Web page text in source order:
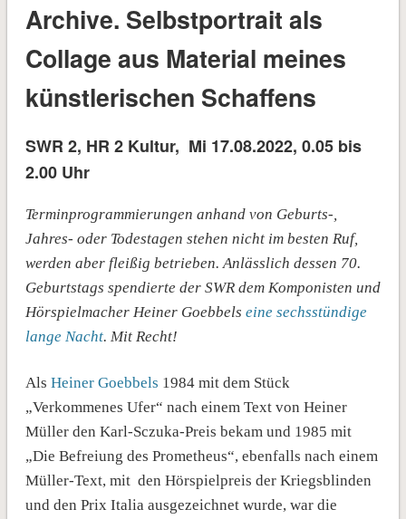
Archive. Selbstportrait als
Collage aus Material meines
künstlerischen Schaffens
SWR 2, HR 2 Kultur, Mi 17.08.2022, 0.05 bis
2.00 Uhr
Terminprogrammierungen anhand von Geburts-,
Jahres- oder Todestagen stehen nicht im besten Ruf,
werden aber fleißig betrieben. Anlässlich dessen 70.
Geburtstags spendierte der SWR dem Komponisten und
Hörspielmacher Heiner Goebbels eine sechsstündige
lange Nacht. Mit Recht!
Als Heiner Goebbels 1984 mit dem Stück
„Verkommenes Ufer“ nach einem Text von Heiner
Müller den Karl-Sczuka-Preis bekam und 1985 mit
„Die Befreiung des Prometheus“, ebenfalls nach einem
Müller-Text, mit den Hörspielpreis der Kriegsblinden
und den Prix Italia ausgezeichnet wurde, war die